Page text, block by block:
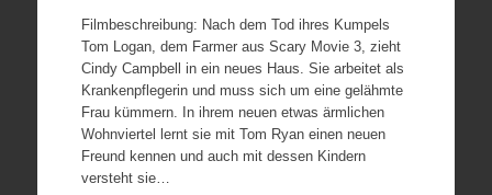
Filmbeschreibung: Nach dem Tod ihres Kumpels
Tom Logan, dem Farmer aus Scary Movie 3, zieht
Cindy Campbell in ein neues Haus. Sie arbeitet als
Krankenpflegerin und muss sich um eine gelähmte
Frau kümmern. In ihrem neuen etwas ärmlichen
Wohnviertel lernt sie mit Tom Ryan einen neuen
Freund kennen und auch mit dessen Kindern
versteht sie…